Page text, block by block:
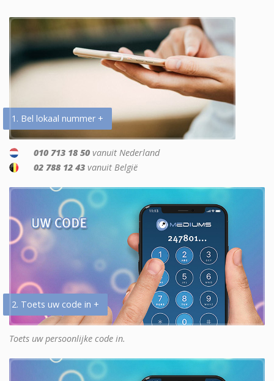
1. Bel lokaal nummer +
010 713 18 50 vanuit Nederland
02 788 12 43 vanuit België
2. Toets uw code in +
Toets uw persoonlijke code in.